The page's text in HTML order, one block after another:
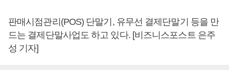
판매시점관리(POS) 단말기, 유무선 결제단말기 등을 만
드는 결제단말사업도 하고 있다. [비즈니스포스트 은주
성 기자]